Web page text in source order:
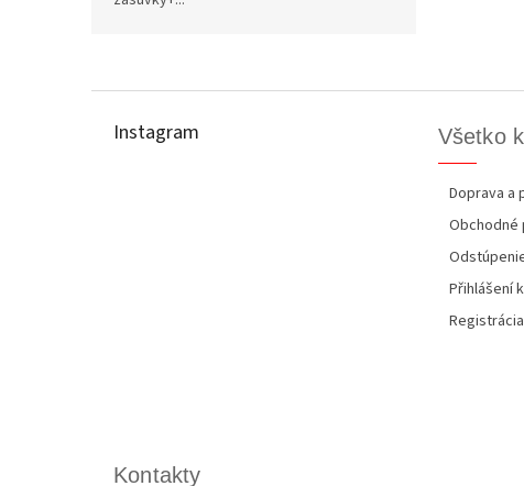
Instagram Všetko
Doprava a
Obchodné
Přihlášení
Registrácia
Kontakty